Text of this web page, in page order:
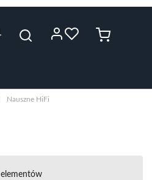
Szukaj Mój koszyk
Nauszne HiFi
elementów